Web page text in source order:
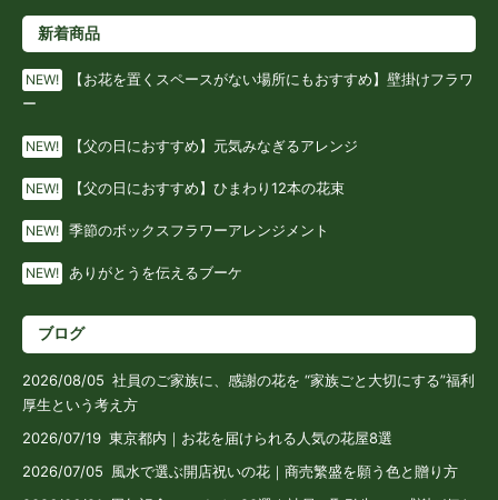
新着商品
NEW!
【お花を置くスペースがない場所にもおすすめ】壁掛けフラワ
ー
NEW! 【父の日におすすめ】元気みなぎるアレンジ
NEW! 【父の日におすすめ】ひまわり12本の花束
NEW! 季節のボックスフラワーアレンジメント
NEW! ありがとうを伝えるブーケ
ブログ
2026/08/05 社員のご家族に、感謝の花を “家族ごと大切にする”福利
厚生という考え方
2026/07/19 東京都内｜お花を届けられる人気の花屋8選
2026/07/05 風水で選ぶ開店祝いの花｜商売繁盛を願う色と贈り方